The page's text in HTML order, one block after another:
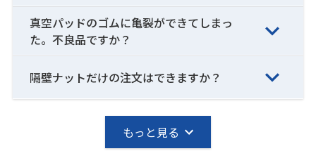
真空パッドのゴムに亀裂ができてしまっ
た。不良品ですか？
隔壁ナットだけの注文はできますか？
もっと見る